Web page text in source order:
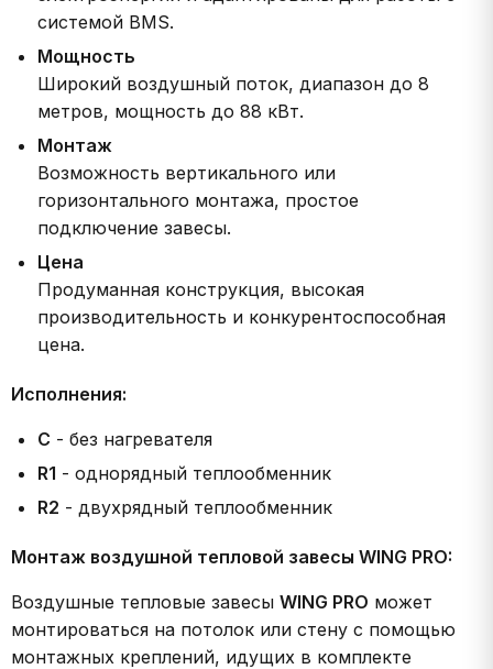
системой BMS.
Мощность
Широкий воздушный поток, диапазон до 8
метров, мощность до 88 кВт.
Монтаж
Возможность вертикального или
горизонтального монтажа, простое
подключение завесы.
Цена
Продуманная конструкция, высокая
производительность и конкурентоспособная
цена.
Исполнения:
С - без нагревателя
R1 - однорядный теплообменник
R2 - двухрядный теплообменник
Монтаж воздушной тепловой завесы WING PRO:
Воздушные тепловые завесы WING PRO может
монтироваться на потолок или стену с помощью
монтажных креплений, идущих в комплекте